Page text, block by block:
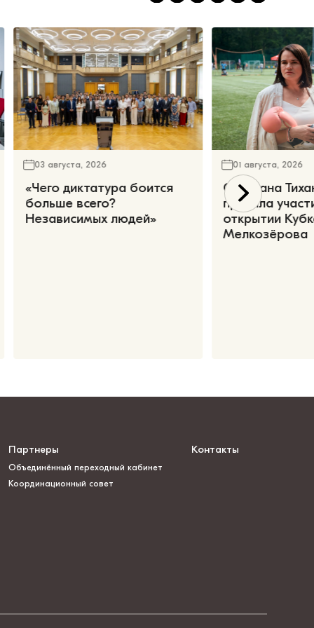
03 августа, 2026
«Чего диктатура боится
больше всего?
Независимых людей»
01 августа, 2026
Светлана
приняла
открытии
Мелкозёрова
Партнеры
Объединённый переходный кабинет
Координационный совет
Контакты